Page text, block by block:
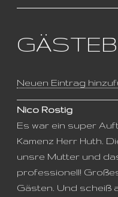
Neuen Eintrag
Nico Rostig
Es war ein super
Kamenz Herr Huth.
unsre Mutter und
professionell!
Gästen. Und scheiß